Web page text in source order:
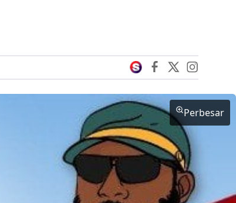
Perbesar